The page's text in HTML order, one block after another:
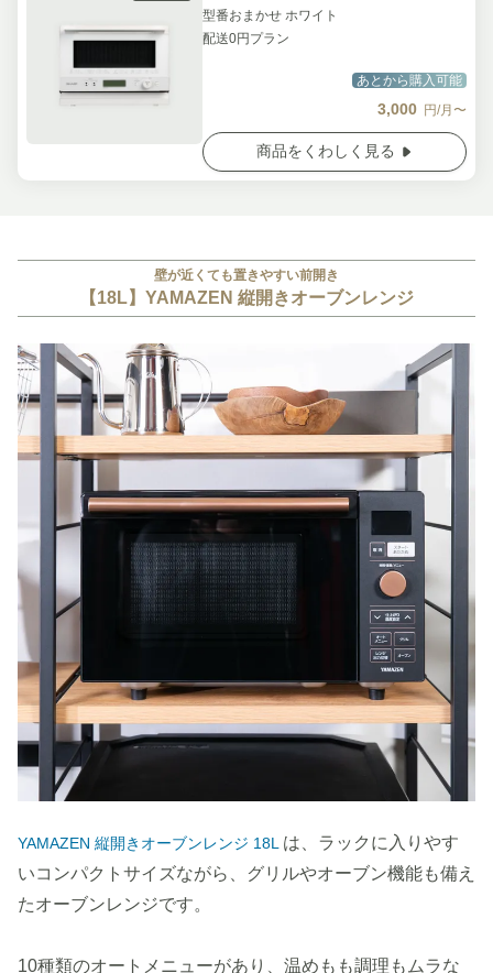
型番おまかせ ホワイト
配送0円プラン
あとから購入可能
3,000 円/月〜
商品をくわしく見る
壁が近くても置きやすい前開き
【18L】YAMAZEN 縦開きオーブンレンジ
YAMAZEN 縦開きオーブンレンジ 18L は、ラックに入りやす
いコンパクトサイズながら、グリルやオーブン機能も備え
たオーブンレンジです。
10種類のオートメニューがあり、温めもも調理もムラな